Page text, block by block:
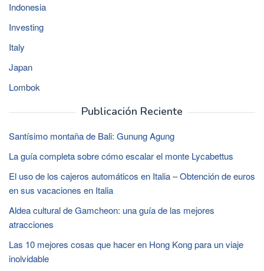
Indonesia
Investing
Italy
Japan
Lombok
Publicación Reciente
Santísimo montaña de Bali: Gunung Agung
La guía completa sobre cómo escalar el monte Lycabettus
El uso de los cajeros automáticos en Italia – Obtención de euros
en sus vacaciones en Italia
Aldea cultural de Gamcheon: una guía de las mejores
atracciones
Las 10 mejores cosas que hacer en Hong Kong para un viaje
inolvidable